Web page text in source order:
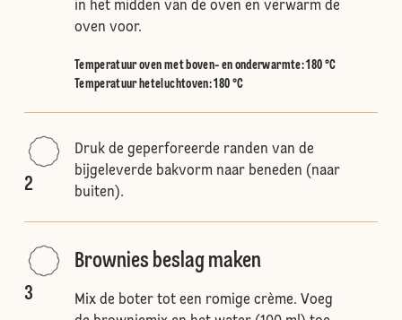
in het midden van de oven en verwarm de
oven voor.
Temperatuur oven met boven- en onderwarmte:180 °C
Temperatuur heteluchtoven:180 °C
2
Druk de geperforeerde randen van de
bijgeleverde bakvorm naar beneden (naar
buiten).
3
Brownies beslag maken
Mix de boter tot een romige crème. Voeg